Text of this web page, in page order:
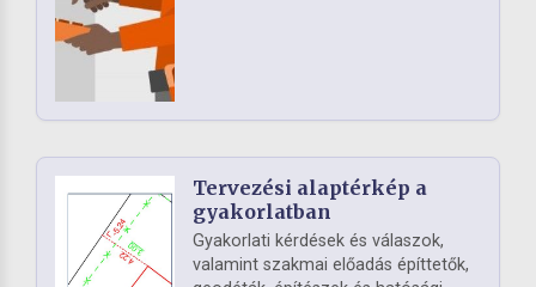
Tervezési alaptérkép a
gyakorlatban
Gyakorlati kérdések és válaszok,
valamint szakmai előadás építtetők,